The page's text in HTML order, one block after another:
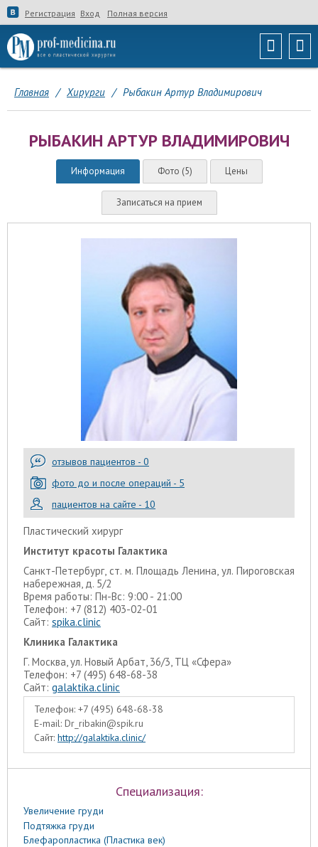
Регистрация Вход Полная версия
Главная / Хирурги / Рыбакин Артур Владимирович
РЫБАКИН АРТУР ВЛАДИМИРОВИЧ
Информация Фото (5) Цены
Записаться на прием
отзывов пациентов - 0
фото до и после операций - 5
пациентов на сайте - 10
Пластический хирург
Институт красоты Галактика
Санкт-Петербург, ст. м. Площадь Ленина, ул. Пироговская
набережная, д. 5/2
Время работы: Пн-Вс: 9:00 - 21:00
Телефон: +7 (812) 403-02-01
Сайт: spika.clinic
Клиника Галактика
Г. Москва, ул. Новый Арбат, 36/3, ТЦ «Сфера»
Телефон: +7 (495) 648-68-38
Сайт: galaktika.clinic
Телефон: +7 (495) 648-68-38
E-mail: Dr_ribakin@spik.ru
Сайт: http://galaktika.clinic/
Специализация:
Увеличение груди
Подтяжка груди
Блефаропластика (Пластика век)